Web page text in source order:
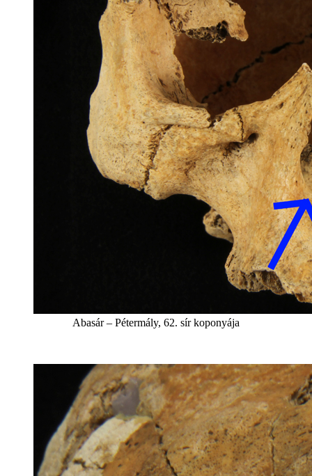
Abasár – Pétermály, 62. sír koponyája